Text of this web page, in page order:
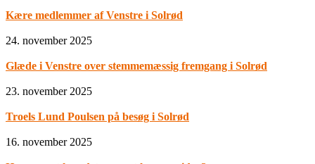
Kære medlemmer af Venstre i Solrød
24. november 2025
Glæde i Venstre over stemmemæssig fremgang i Solrød
23. november 2025
Troels Lund Poulsen på besøg i Solrød
16. november 2025